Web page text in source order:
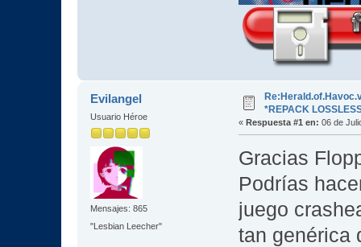
Evilangel
Usuario Héroe
Mensajes: 865
"Lesbian Leecher"
*REPACK
« Respuesta #1 en: 06 de
Gracias
Podrías
juego
tan genérica